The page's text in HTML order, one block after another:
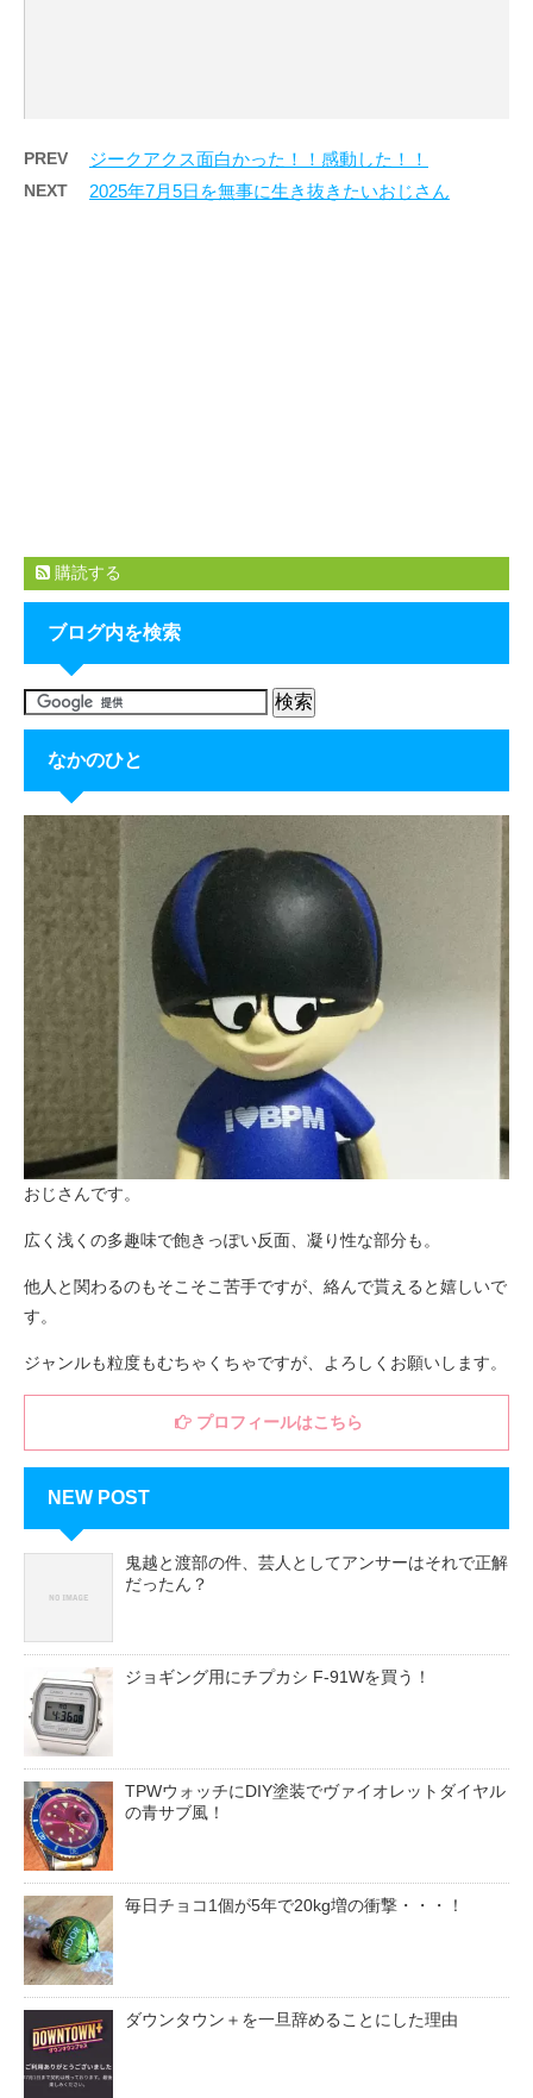
PREV ジークアクス面白かった！！感動した！！
NEXT 2025年7月5日を無事に生き抜きたいおじさん
購読する
ブログ内を検索
なかのひと
おじさんです。
広く浅くの多趣味で飽きっぽい反面、凝り性な部分も。
他人と関わるのもそこそこ苦手ですが、絡んで貰えると嬉しいで
す。
ジャンルも粒度もむちゃくちゃですが、よろしくお願いします。
プロフィールはこちら
NEW POST
鬼越と渡部の件、芸人としてアンサーはそれで正解
だったん？
ジョギング用にチプカシ F-91Wを買う！
TPWウォッチにDIY塗装でヴァイオレットダイヤル
の青サブ風！
毎日チョコ1個が5年で20kg増の衝撃・・・！
ダウンタウン＋を一旦辞めることにした理由